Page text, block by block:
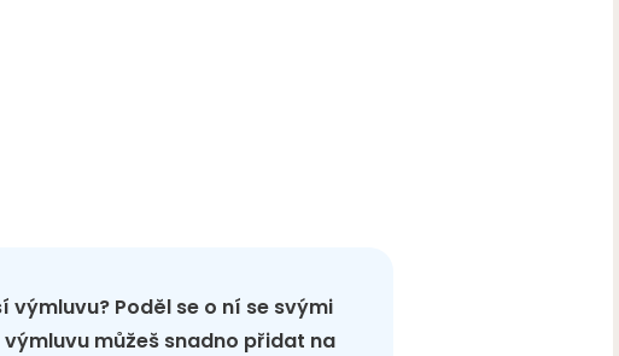
výmluvu? Poděl se o ní se svými
můžeš snadno přidat na